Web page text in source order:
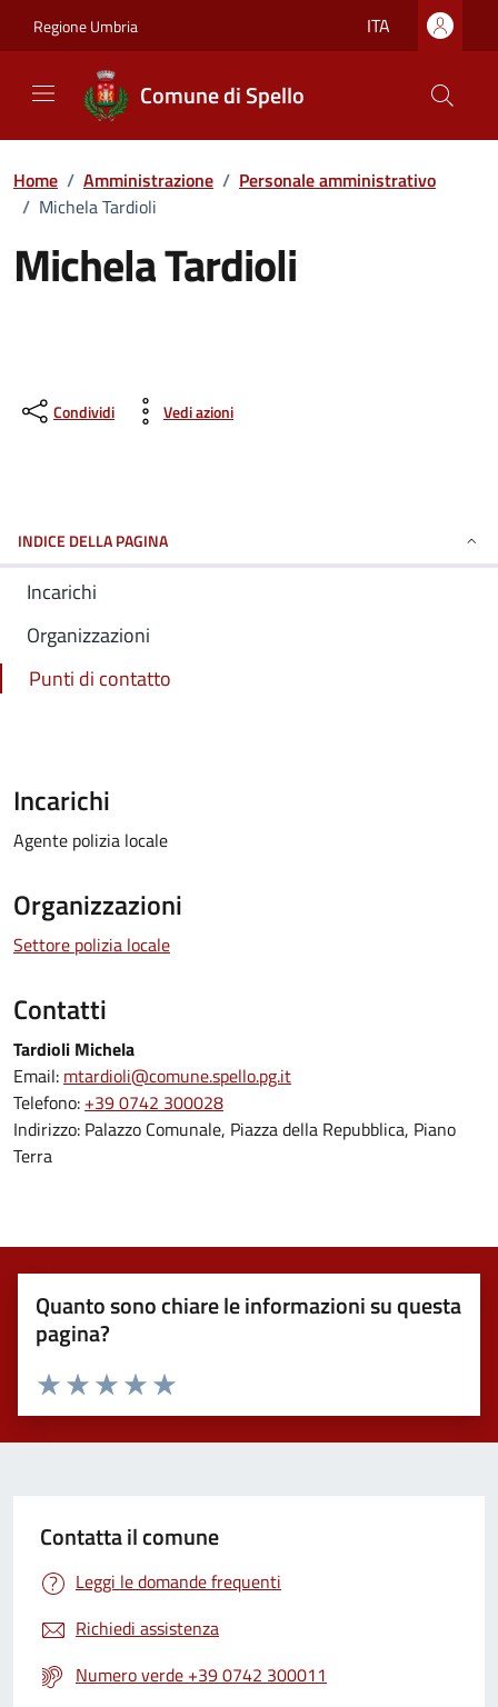
Regione Umbria ITA
Comune di Spello
Home / Amministrazione / Personale amministrativo
/ Michela Tardioli
Michela Tardioli
Condividi Vedi azioni
INDICE DELLA PAGINA
Incarichi
Organizzazioni
Punti di contatto
Incarichi
Agente polizia locale
Organizzazioni
Settore polizia locale
Contatti
Tardioli Michela
Email: mtardioli@comune.spello.pg.it
Telefono: +39 0742 300028
Indirizzo: Palazzo Comunale, Piazza della Repubblica, Piano
Terra
Quanto sono chiare le informazioni su questa
pagina?
Valuta 5 stelle su 5
Valuta 4 stelle su 5
Valuta 3 stelle su 5
Valuta 2 stelle su 5
Valuta 1 stelle su 5
Contatta il comune
Leggi le domande frequenti
Richiedi assistenza
Numero verde +39 0742 300011